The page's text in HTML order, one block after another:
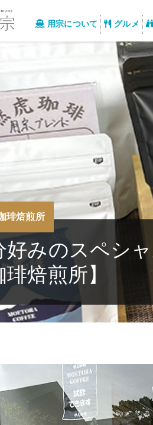
用宗について グルメ
好みのスペシ
琲焙煎所】
琲焙煎所